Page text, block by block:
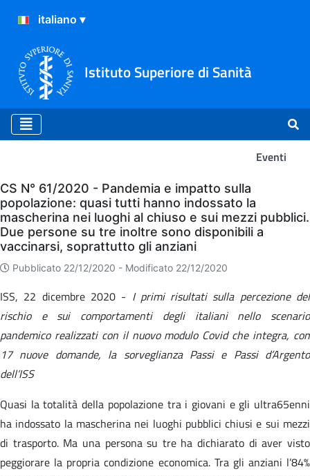
Istituto Superiore di Sanità
Eventi
Eventi
CS N° 61/2020 - Pandemia e impatto sulla
popolazione: quasi tutti hanno indossato la
mascherina nei luoghi al chiuso e sui mezzi pubblici.
Due persone su tre inoltre sono disponibili a
vaccinarsi, soprattutto gli anziani
Pubblicato 22/12/2020 - Modificato 22/12/2020
ISS, 22 dicembre 2020 - I primi risultati sulla percezione del
rischio e sui comportamenti degli italiani nello scenario
pandemico realizzati con il nuovo modulo Covid che integra, con
17 nuove domande, la sorveglianza Passi e Passi d’Argento
dell’ISS
Quasi la totalità della popolazione tra i giovani e gli ultra65enni
ha indossato la mascherina nei luoghi pubblici chiusi e sui mezzi
di trasporto. Ma una persona su tre ha dichiarato di aver visto
peggiorare la propria condizione economica. Tra gli anziani l’84%